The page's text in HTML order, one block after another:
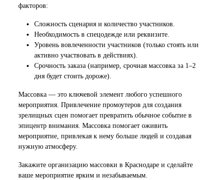
факторов:
Сложность сценария и количество участников.
Необходимость в спецодежде или реквизите.
Уровень вовлеченности участников (только стоять или
активно участвовать в действиях).
Срочность заказа (например, срочная массовка за 1–2
дня будет стоить дороже).
Массовка — это ключевой элемент любого успешного
мероприятия. Привлечение промоутеров для создания
зрелищных сцен помогает превратить обычное событие в
эпицентр внимания. Массовка помогает оживить
мероприятие, привлекая к нему больше людей и создавая
нужную атмосферу.
Закажите организацию массовки в Краснодаре и сделайте
ваше мероприятие ярким и незабываемым.